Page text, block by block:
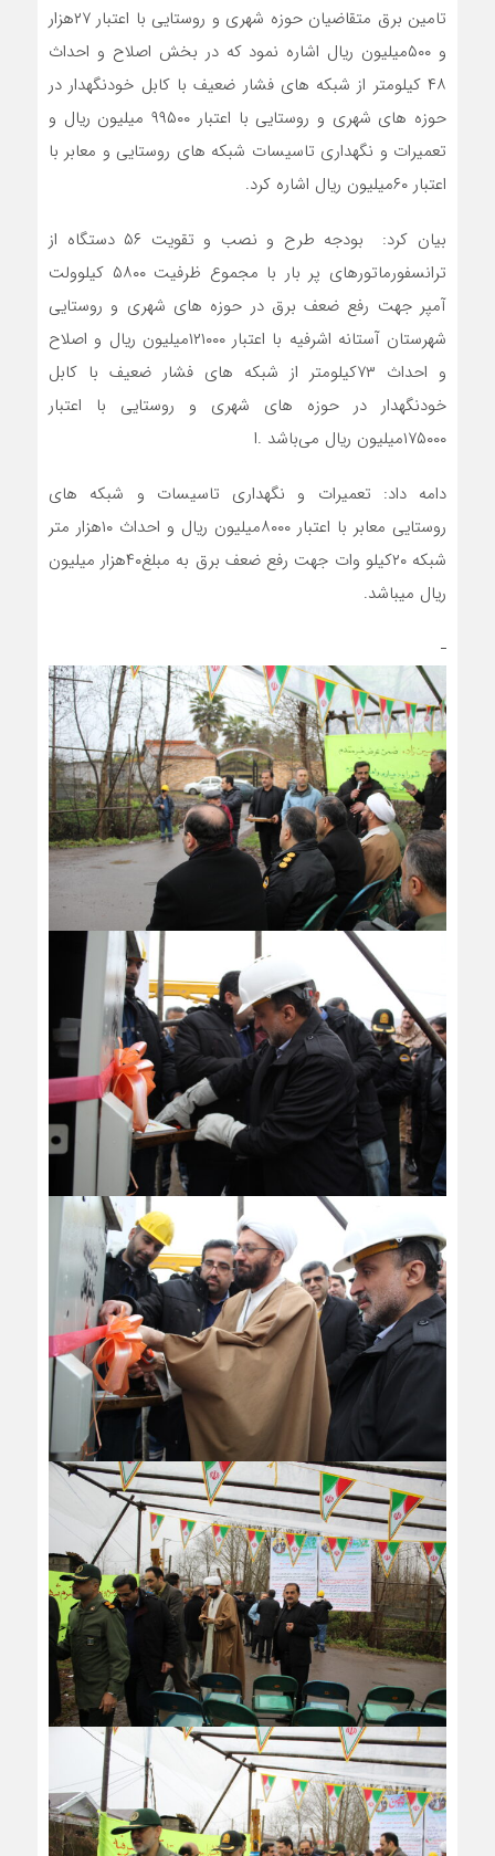
تامین برق متقاضیان حوزه شهری و روستایی با اعتبار ۲۷هزار
و ۵۰۰میلیون ریال اشاره نمود که در بخش اصلاح و احداث
۴۸ کیلومتر از شبکه های فشار ضعیف با کابل خودنگهدار در
حوزه های شهری و روستایی با اعتبار ۹۹۵۰۰ میلیون ریال و
تعمیرات و نگهداری تاسیسات شبکه های روستایی و معابر با
اعتبار ۶۰میلیون ریال اشاره کرد.
بیان کرد: بودجه طرح و نصب و تقویت ۵۶ دستگاه از
ترانسفورماتورهای پر بار با مجموع ظرفیت ۵۸۰۰ کیلوولت
آمپر جهت رفع ضعف برق در حوزه های شهری و روستایی
شهرستان آستانه اشرفیه با اعتبار ۱۲۱۰۰۰میلیون ریال و اصلاح
و احداث ۷۳کیلومتر از شبکه های فشار ضعیف با کابل
خودنگهدار در حوزه های شهری و روستایی با اعتبار
۱۷۵۰۰۰میلیون ریال می‌باشد .ا
دامه داد: تعمیرات و نگهداری تاسیسات و شبکه های
روستایی معابر با اعتبار ۸۰۰۰میلیون ریال و احداث ۱۰هزار متر
شبکه ۲۰کیلو وات جهت رفع ضعف برق به مبلغ۴۰هزار میلیون
ریال میباشد.